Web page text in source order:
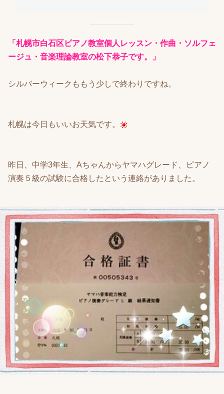
「札幌市白石区ピアノ教室個人レッスン・作曲・ソルフェ
ージュ・音楽理論教室の松下恭子です。」
シルバーウィークももう少しで終わりですね。
札幌は今日もいいお天気です。
昨日、中学3年生、Aちゃんからヤマハグレード、ピアノ
演奏５級の試験に合格したという連絡がありました。